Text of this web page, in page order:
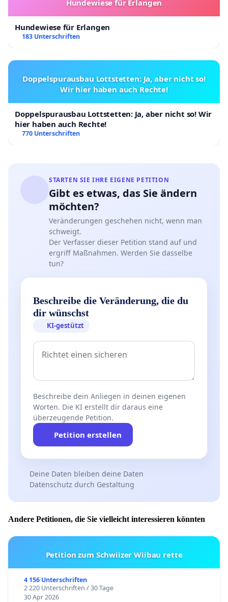
Hundewiese für Erlangen
Hundewiese für Erlangen
183 Unterschriften
Doppelspurausbau Lottstetten: Ja, aber nicht so!
Wir hier haben auch Rechte!
Doppelspurausbau Lottstetten: Ja, aber nicht so! Wir
hier haben auch Rechte!
770 Unterschriften
STARTEN SIE IHRE EIGENE PETITION
Gibt es etwas, das Sie ändern
möchten?
Veränderungen geschehen nicht, wenn man
schweigt.
Der Verfasser dieser Petition stand auf und
ergriff Maßnahmen. Werden Sie dasselbe
tun?
Beschreibe die Veränderung, die du
dir wünschst
KI-gestützt
Beschreibe dein Anliegen in deinen eigenen
Worten. Die KI erstellt dir daraus eine
überzeugende Petition.
Petition erstellen
Deine Daten bleiben deine Daten
Datenschutz durch Gestaltung
Andere Petitionen, die Sie vielleicht interessieren könnten
Petition zum Schwiizer Wiibau rette
4 156 Unterschriften
2 220 Unterschriften / 30 Tage
30 Apr 2026